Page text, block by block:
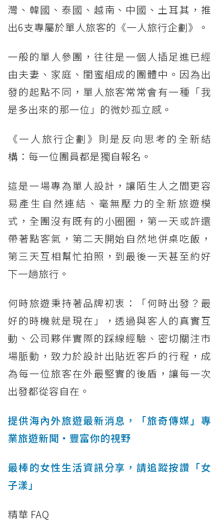
灣、韓國、泰國、越南、中國、土耳其，推
出6支專屬於單人旅客的《一人旅行企劃》。
一般的單人參團，往往是一個人插足進已經
由夫妻、家庭、閨蜜組成的團體中。因為出
發的起點不同，單人旅客常常會有一種「我
是多出來的那一位」的微妙孤立感。
《一人旅行企劃》則是反向思考的全新結
構：每一位團員都是獨自報名。
這是一場專為單人設計，讓陌生人之間更容
易產生自然連結、毫無壓力的全新旅遊模
式，全團沒有既有的小圈圈，第一天或許還
帶著點客氣，第二天開始自然地併桌吃飯，
第三天互相幫忙拍照，到最後一天甚至約好
下一趟旅行。
何時旅遊秉持著品牌初衷：「何時出發？最
好的時機就是現在」，透過與客人的真實互
動、公司夥伴實際的踩線經驗、密切關注市
場脈動，致力於設計出貼近客戶的行程，成
為每一位旅客在外最堅實的後盾，讓每一次
出發都從容自在。
提供海內外旅遊最新消息，「旅奇傳媒」專
業旅遊新聞‧豐富你的視野
最棒的女性生活資訊分享，請追蹤按讚「女
子漾」
精華 FAQ